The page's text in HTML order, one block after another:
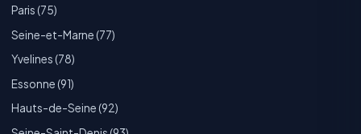
Paris (75)
Seine-et-Marne (77)
Yvelines (78)
Essonne (91)
Hauts-de-Seine (92)